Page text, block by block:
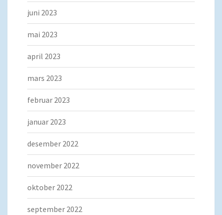
juni 2023
mai 2023
april 2023
mars 2023
februar 2023
januar 2023
desember 2022
november 2022
oktober 2022
september 2022